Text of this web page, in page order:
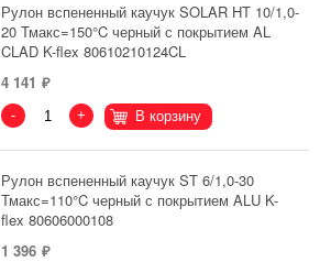
Рулон вспененный каучук SOLAR HT 10/1,0-
20 Тмакс=150°C черный с покрытием AL
CLAD K-flex 80610210124CL
4 141
- + В корзину
Рулон вспененный каучук ST 6/1,0-30
Тмакс=110°C черный с покрытием ALU K-
flex 80606000108
1 396